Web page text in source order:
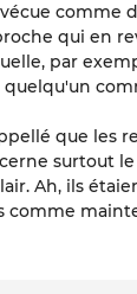
comme
qui en
par
que les
surtout
Ah, ils
comme